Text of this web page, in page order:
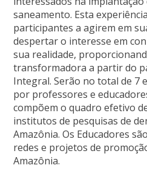
saneamento. Esta
participantes a agirem em
despertar o interesse em
sua realidade,
transformadora a partir do
Integral. Serão no total de 7
por professores e
compõem o quadro efetivo
institutos de pesquisas de
Amazônia. Os Educadores
redes e projetos de
Amazônia.